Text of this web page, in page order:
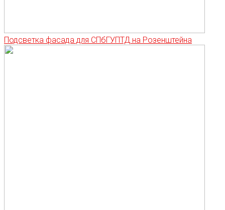
Подсветка фасада для СПбГУПТД на Розенштейна